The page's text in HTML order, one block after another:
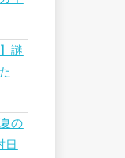
謎
の
日